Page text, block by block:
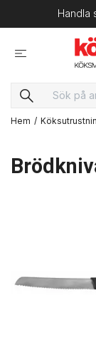
Handla
Hem